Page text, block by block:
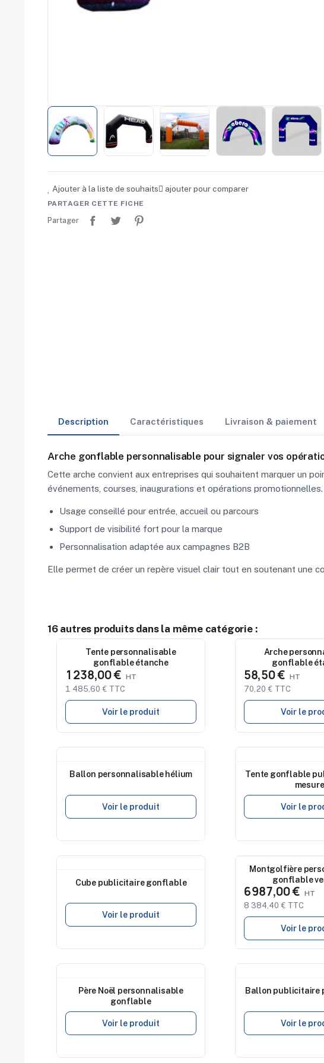
commerce
Rentrée
Cérémonies
Récompenses
Été et plage
Campagnes RSE
Animations
commerciales
Ajouter à la liste de souhaits ajouter pour comparer
PARTAGER CETTE FICHE
Partager
Description Caractéristiques Livraison & paiement
Arche gonflable personnalisable pour signaler vos
Cette arche convient aux entreprises qui souhaitent marquer un
événements, courses, inaugurations et opérations promotionnelles.
Usage conseillé pour entrée, accueil ou parcours
Support de visibilité fort pour la marque
Personnalisation adaptée aux campagnes B2B
Elle permet de créer un repère visuel clair tout en soutenant une
16 autres produits dans la même catégorie :
NouveauTente personnalisable
gonflable étanche
1 238,00 €
1 485,60 € TTC
Voir le produit
NouveauArche
gonflable
58,50 €
70,20 € TTC
Voir le
Ballon personnalisable hélium
Voir le produit
Tente gonflable
mesure
Voir le
Cube publicitaire gonflable
Voir le produit
Nouveau
Montgolfière
gonflable
6 987,00 €
8 384,40 € TTC
Voir le
Père Noël personnalisable
gonflable
Voir le produit
Ballon publicitaire
Voir le